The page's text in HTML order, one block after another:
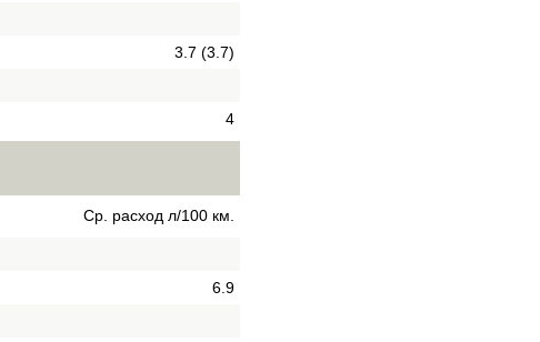
3.7 (3.7)
4
Ср. расход л/100 км.
6.9